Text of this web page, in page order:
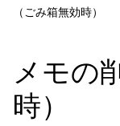
（ごみ箱無効時）
メモの
時）